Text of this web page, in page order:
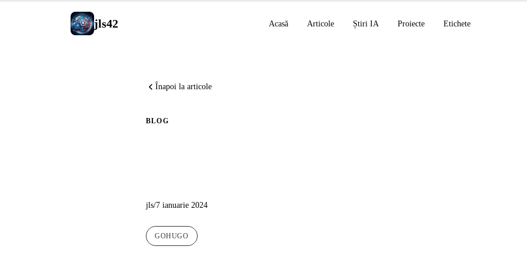
jls42 Acasă Articole Știri IA Proiecte Etichete
Înapoi la articole
BLOG
jls/7 ianuarie 2024
GOHUGO